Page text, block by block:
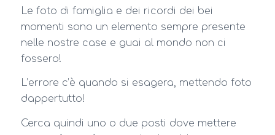
Le foto di famiglia e dei ricordi dei bei
momenti sono un elemento sempre presente
nelle nostre case e guai al mondo non ci
fossero!
L’errore c’è quando si esagera, mettendo foto
dappertutto!
Cerca quindi uno o due posti dove mettere